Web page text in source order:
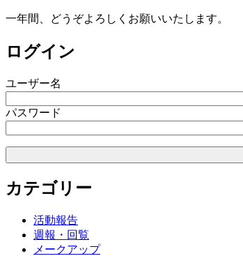
一年間、どうぞよろしくお願いいたします。
ログイン
ユーザー名
パスワード
カテゴリー
活動報告
週報・回覧
メークアップ